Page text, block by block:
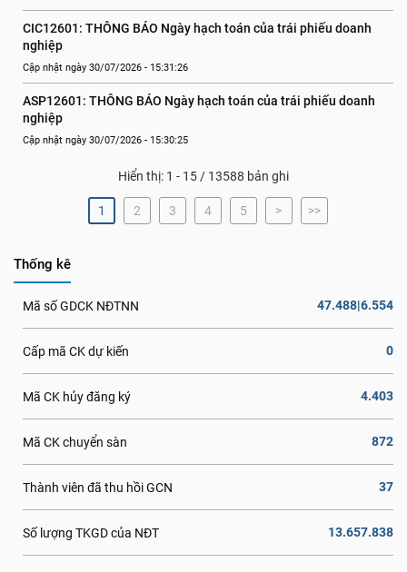
CIC12601: THÔNG BÁO Ngày hạch toán của trái phiếu doanh
nghiệp
Cập nhật ngày 30/07/2026 - 15:31:26
ASP12601: THÔNG BÁO Ngày hạch toán của trái phiếu doanh
nghiệp
Cập nhật ngày 30/07/2026 - 15:30:25
Hiển thị: 1 - 15 / 13588 bản ghi
1 2 3 4 5 > >>
Thống kê
Mã số GDCK NĐTNN 47.488|6.554
Cấp mã CK dự kiến 0
Mã CK hủy đăng ký 4.403
Mã CK chuyển sàn 872
Thành viên đã thu hồi GCN 37
Số lượng TKGD của NĐT 13.657.838